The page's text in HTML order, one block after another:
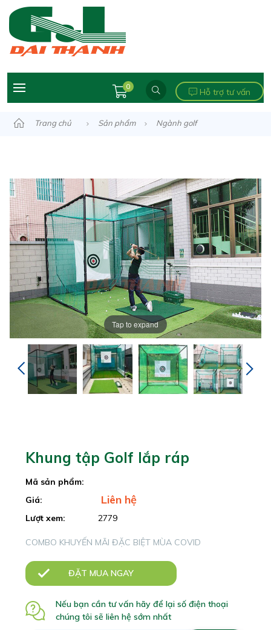
0
Hỗ trợ tư vấn
Trang chủ Sản phẩm Ngành golf
Tap to expand
Khung tập Golf lắp ráp
Mã sản phẩm:
Giá:
Liên hệ
Lượt xem: 2779
COMBO KHUYẾN MÃI ĐẶC BIỆT MÙA COVID
ĐẶT MUA NGAY
Nếu bạn cần tư vấn hãy để lại số điện thoại
chúng tôi sẽ liên hệ sớm nhất